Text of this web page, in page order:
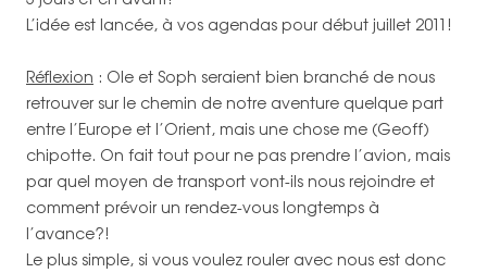
L’idée est lancée, à vos agendas pour début juillet 2011!
Réflexion : Ole et Soph seraient bien branché de nous
retrouver sur le chemin de notre aventure quelque part
entre l’Europe et l’Orient, mais une chose me (Geoff)
chipotte. On fait tout pour ne pas prendre l’avion, mais
par quel moyen de transport vont-ils nous rejoindre et
comment prévoir un rendez-vous longtemps à
l’avance?!
Le plus simple, si vous voulez rouler avec nous est donc